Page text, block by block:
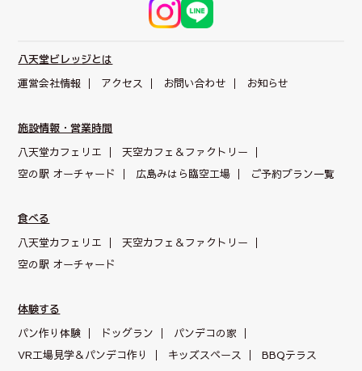
八天堂ビレッジとは
運営会社情報
アクセス お問い合わせ お知らせ
施設情報・営業時間
八天堂カフェリエ
天空カフェ＆ファクトリー
空の駅 オーチャード
広島みはら臨空工場 ご予約プラン一覧
食べる
八天堂カフェリエ
天空カフェ＆ファクトリー
空の駅 オーチャード
体験する
パン作り体験
ドッグラン
パンデコの家
VR工場見学＆パンデコ作り
キッズスペース BBQテラス